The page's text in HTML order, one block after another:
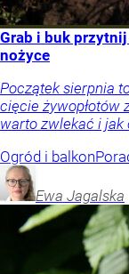
Grab i buk przytnij
nożyce
Początek sierpnia
cięcie żywopłotów
warto zwlekać i jak
Ogród i balkon
Ewa Jagalska